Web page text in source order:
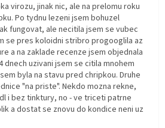
virozu, jinak nic, ale na prelomu roku
Po tydnu lezeni jsem bohuzel
fungovat, ale necitila jsem se vubec
se pres koloidni stribro progooglila az
a na zaklade recenze jsem objednala
dnech uzivani jsem se citila mnohem
byla na stavu pred chripkou. Druhe
"na priste". Nekdo mozna rekne,
i bez tinktury, no - ve triceti patrne
a dostat se znovu do kondice neni uz